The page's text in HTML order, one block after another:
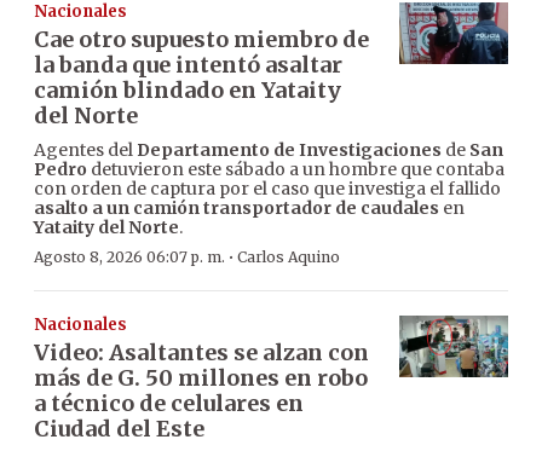
Nacionales
Cae otro supuesto miembro de
la banda que intentó asaltar
camión blindado en Yataity
del Norte
Agentes del Departamento de Investigaciones de San
Pedro detuvieron este sábado a un hombre que contaba
con orden de captura por el caso que investiga el fallido
asalto a un camión transportador de caudales en
Yataity del Norte.
Agosto 8, 2026 06:07 p. m. · Carlos Aquino
Nacionales
Video: Asaltantes se alzan con
más de G. 50 millones en robo
a técnico de celulares en
Ciudad del Este